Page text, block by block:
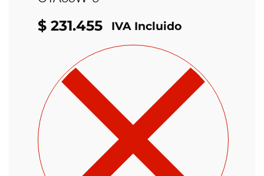
$ 231.455 IVA Incluido